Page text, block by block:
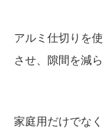
アルミ仕切りを
させ、隙間を減
家庭用だけでな